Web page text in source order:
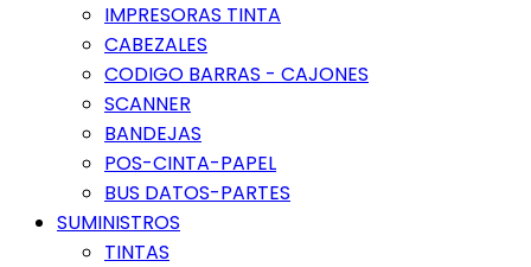
IMPRESORAS TINTA
CABEZALES
CODIGO BARRAS - CAJONES
SCANNER
BANDEJAS
POS-CINTA-PAPEL
BUS DATOS-PARTES
SUMINISTROS
TINTAS